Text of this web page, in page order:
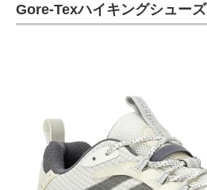
Gore-Texハイキングシューズ